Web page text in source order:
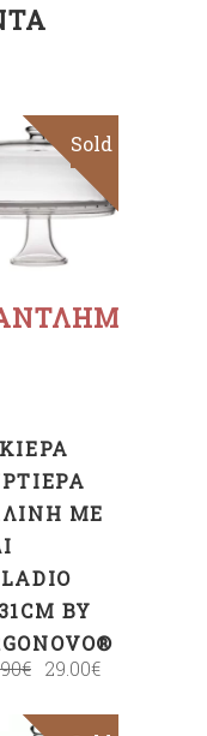
Sale
Sold
Διαβάστε
ΜΕ
BY
€ 29.00€